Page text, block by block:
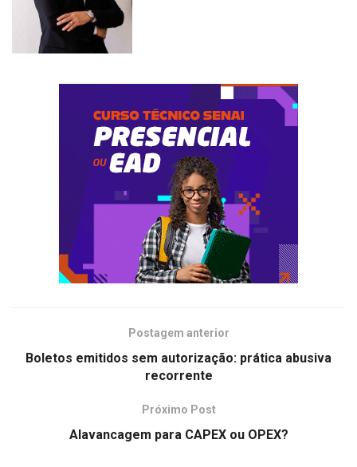
Postagem anterior
Boletos emitidos sem autorização: prática abusiva
recorrente
Próximo Post
Alavancagem para CAPEX ou OPEX?